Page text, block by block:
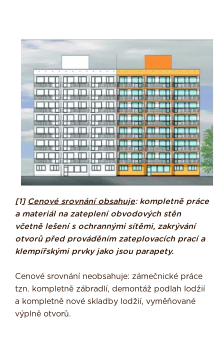
[1] Cenové srovnání obsahuje: kompletně práce
a materiál na zateplení obvodových stěn
včetně lešení s ochrannými sítěmi, zakrývání
otvorů před prováděním zateplovacích prací a
klempířskými prvky jako jsou parapety.
Cenové srovnání neobsahuje: zámečnické práce
tzn. kompletně zábradlí, demontáž podlah lodžií
a kompletně nové skladby lodžií, vyměňované
výplně otvorů.